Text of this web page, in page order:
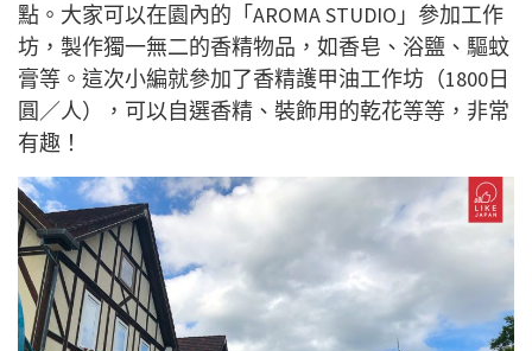
點。大家可以在園內的「AROMA STUDIO」參加工作
坊，製作獨一無二的香精物品，如香皂、浴鹽、驅蚊
膏等。這次小編就參加了香精護甲油工作坊（1800日
圓／人），可以自選香精、裝飾用的乾花等等，非常
有趣！